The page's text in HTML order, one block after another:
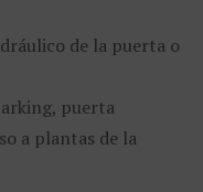
de la puerta o
puerta
a plantas de la